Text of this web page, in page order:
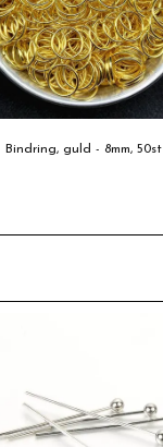
Bindring, guld - 8mm, 50st